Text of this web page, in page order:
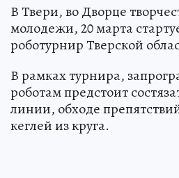
В Твери, во Дворце
молодежи, 20 марта
роботурнир Тверской
В рамках турнира,
роботам предстоит
линии, обходе
кеглей из круга.